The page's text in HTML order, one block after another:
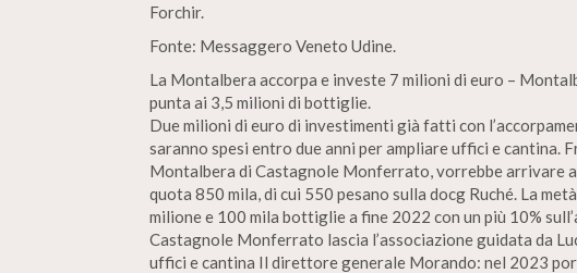
Forchir.
Fonte: Messaggero Veneto Udine.
La Montalbera accorpa e investe 7 milioni di euro –
punta ai 3,5 milioni di bottiglie.
Due milioni di euro di investimenti già fatti con
saranno spesi entro due anni per ampliare uffici e cantina.
Montalbera di Castagnole Monferrato, vorrebbe arrivare
quota 850 mila, di cui 550 pesano sulla docg Ruché. La
milione e 100 mila bottiglie a fine 2022 con un più 10%
Castagnole Monferrato lascia l’associazione guidata da
uffici e cantina Il direttore generale Morando: nel 2023